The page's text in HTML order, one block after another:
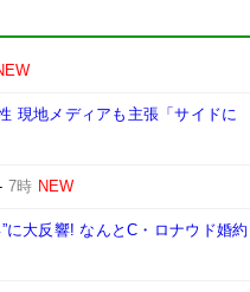
現地メディアも主張「サイドに
7時 NEW
に大反響! なんとC・ロナウド婚約